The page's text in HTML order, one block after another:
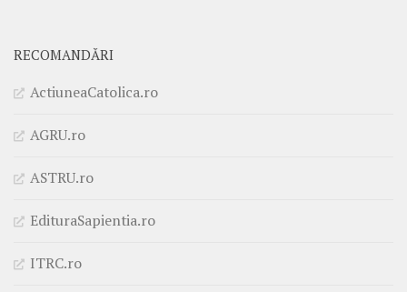
RECOMANDĂRI
ActiuneaCatolica.ro
AGRU.ro
ASTRU.ro
EdituraSapientia.ro
ITRC.ro